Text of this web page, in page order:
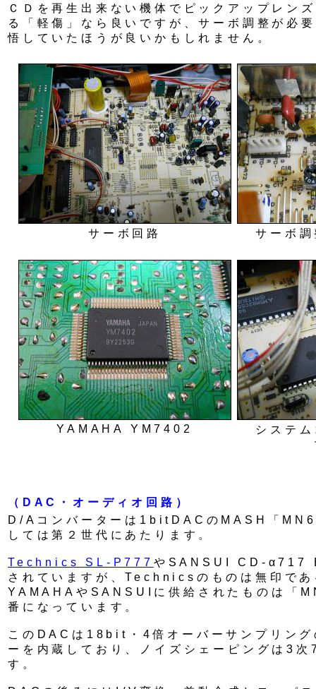
ＣＤを再生出来ない機体でピックアップレン
る「軽傷」なら良いですが、サーボ調整が必
悟していたほうが良いかもしれません。
サーボ回路 サーボ
YAMAHA YM7402
システ
（DAC・オーディオ回路）
D/Aコンバーターは1bitDACのMASH「
しては第２世代にあたります。
Technics SL-P777 やSANSUI CD-α717
されていますが、Technicsのものは無印であ
YAMAHAやSANSUIに供給されたものは「
番になっています。
このDACは18bit・4倍オーバーサンプリング
ーを内蔵しており、ノイズシェーピングは3
す。